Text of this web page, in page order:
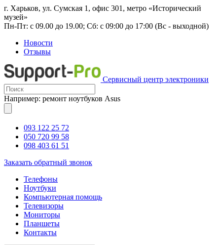
г. Харьков, ул. Сумская 1, офис 301, метро «Исторический
музей»
Пн-Пт: с 09.00 до 19.00; Сб: с 09:00 до 17:00 (Вс - выходной)
Новости
Отзывы
Сервисный центр электроники
Например: ремонт ноутбуков Asus
093 122 25 72
050 720 99 58
098 403 61 51
Заказать обратный звонок
Телефоны
Ноутбуки
Компьютерная помощь
Телевизоры
Мониторы
Планшеты
Контакты